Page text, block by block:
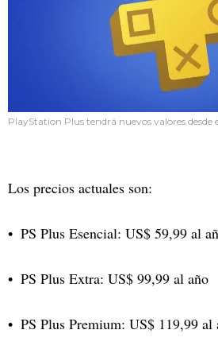
PlayStation Plus tendrá nuevos valores desde
Los precios actuales son:
PS Plus Esencial: US$ 59,99 al
PS Plus Extra: US$ 99,99 al año
PS Plus Premium: US$ 119,99 al